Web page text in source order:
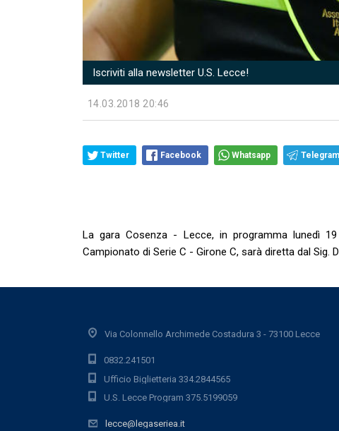
Iscriviti alla newsletter U.S. Lecce!
14.03.2018 20:46
Twitter Facebook Whatsapp Telegram
La gara Cosenza - Lecce, in programma lunedì
Campionato di Serie C - Girone C, sarà diretta dal Sig.
Via Colonnello Archimede Costadura 3 - 73100 Lecce
0832.241501
Ufficio Biglietteria 334.2844565
U.S. Lecce Program 375.5199059
lecce@legaseriea.it